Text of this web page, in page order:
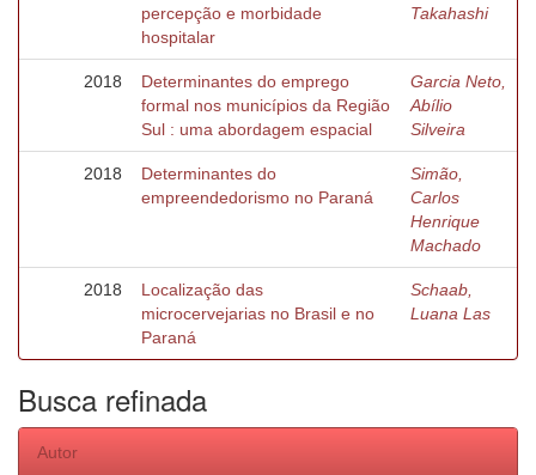
percepção e morbidade
hospitalar
Takahashi
2018
Determinantes do emprego
formal nos municípios da Região
Sul : uma abordagem espacial
Garcia Neto,
Abílio
Silveira
2018
Determinantes do
empreendedorismo no Paraná
Simão,
Carlos
Henrique
Machado
2018
Localização das
microcervejarias no Brasil e no
Paraná
Schaab,
Luana Las
Busca refinada
Autor